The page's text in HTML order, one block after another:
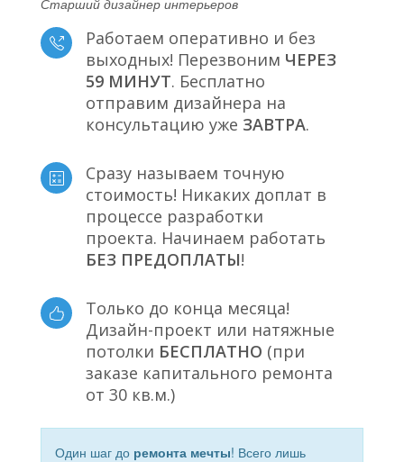
Старший дизайнер интерьеров
Работаем оперативно и без
выходных! Перезвоним ЧЕРЕЗ
59 МИНУТ. Бесплатно
отправим дизайнера на
консультацию уже ЗАВТРА.
Сразу называем точную
стоимость! Никаких доплат в
процессе разработки
проекта. Начинаем работать
БЕЗ ПРЕДОПЛАТЫ!
Только до конца месяца!
Дизайн-проект или натяжные
потолки БЕСПЛАТНО (при
заказе капитального ремонта
от 30 кв.м.)
Один шаг до ремонта мечты! Всего лишь